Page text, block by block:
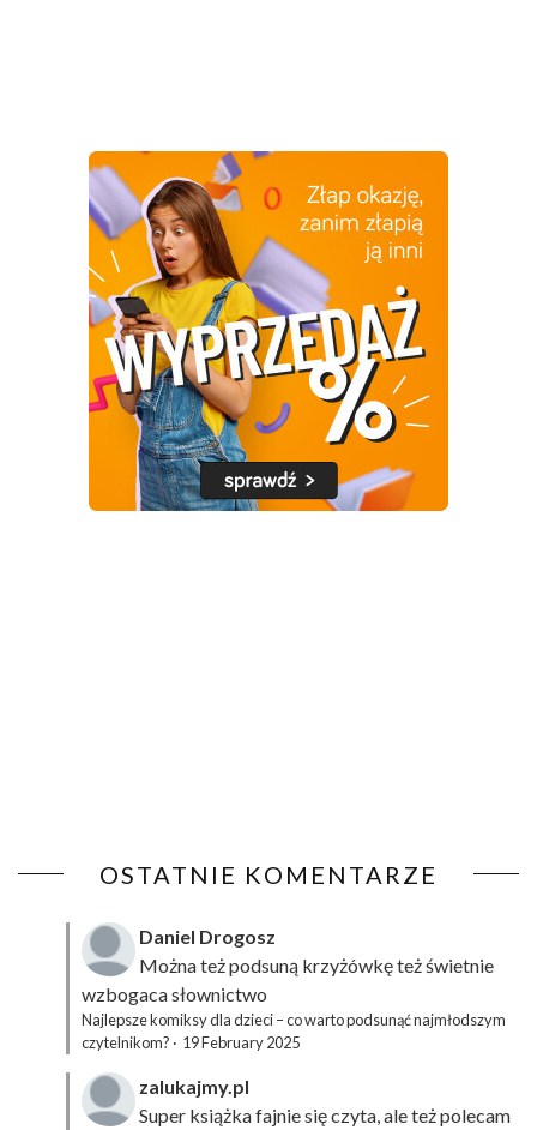
OSTATNIE KOMENTARZE
Daniel Drogosz
Można też podsuną krzyżówkęteż świetnie
wzbogaca słownictwo
Najlepsze komiksy dla dzieci – co warto podsunąć najmłodszym
czytelnikom? · 19 February 2025
zalukajmy.pl
Super książka fajnie się czyta, ale też polecam